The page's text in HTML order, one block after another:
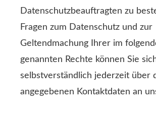
Datenschutzbeauftragten zu
Fragen zum Datenschutz und zur
Geltendmachung Ihrer im
genannten Rechte können Sie
selbstverständlich jederzeit über
angegebenen Kontaktdaten an